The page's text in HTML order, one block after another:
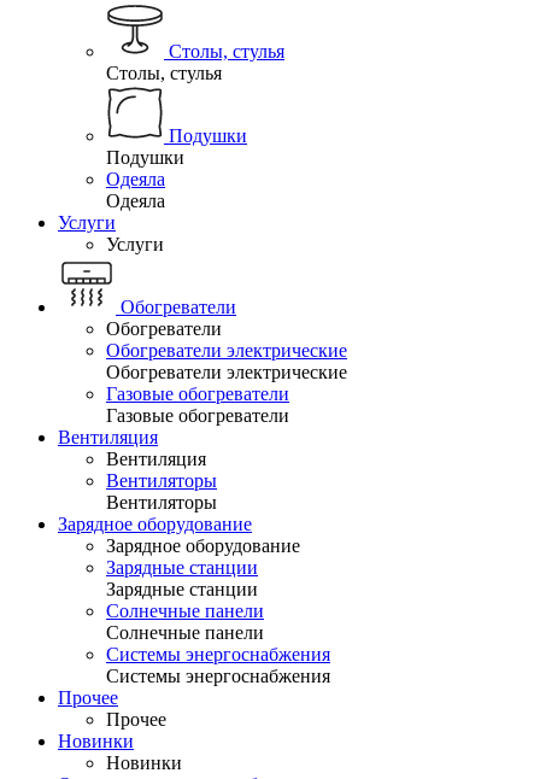
Столы, стулья
Столы, стулья
Подушки
Подушки
Одеяла
Одеяла
Услуги
Услуги
Обогреватели
Обогреватели
Обогреватели электрические
Обогреватели электрические
Газовые обогреватели
Газовые обогреватели
Вентиляция
Вентиляция
Вентиляторы
Вентиляторы
Зарядное оборудование
Зарядное оборудование
Зарядные станции
Зарядные станции
Солнечные панели
Солнечные панели
Системы энергоснабжения
Системы энергоснабжения
Прочее
Прочее
Новинки
Новинки